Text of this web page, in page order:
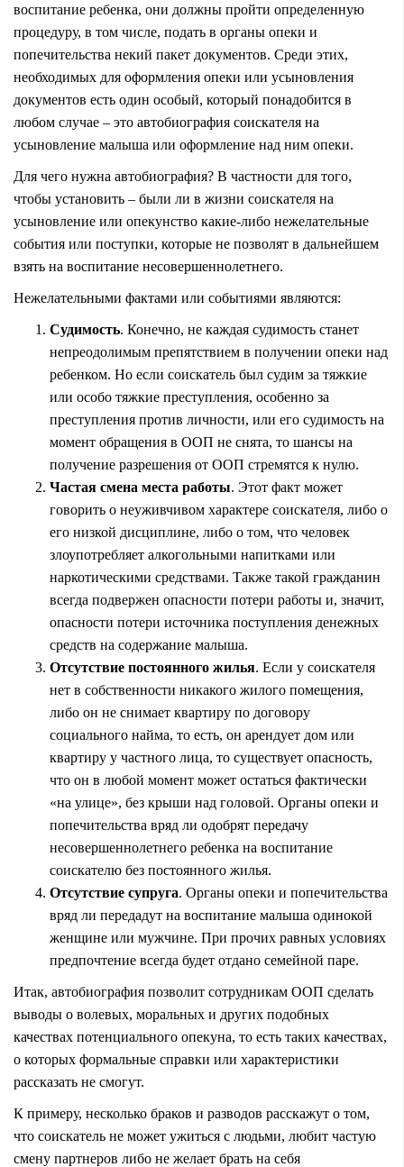
воспитание ребенка, они должны пройти определенную
процедуру, в том числе, подать в органы опеки и
попечительства некий пакет документов. Среди этих,
необходимых для оформления опеки или усыновления
документов есть один особый, который понадобится в
любом случае – это автобиография соискателя на
усыновление малыша или оформление над ним опеки.
Для чего нужна автобиография? В частности для того,
чтобы установить – были ли в жизни соискателя на
усыновление или опекунство какие-либо нежелательные
события или поступки, которые не позволят в дальнейшем
взять на воспитание несовершеннолетнего.
Нежелательными фактами или событиями являются:
Судимость. Конечно, не каждая судимость станет
непреодолимым препятствием в получении опеки над
ребенком. Но если соискатель был судим за тяжкие
или особо тяжкие преступления, особенно за
преступления против личности, или его судимость на
момент обращения в ООП не снята, то шансы на
получение разрешения от ООП стремятся к нулю.
Частая смена места работы. Этот факт может
говорить о неуживчивом характере соискателя, либо о
его низкой дисциплине, либо о том, что человек
злоупотребляет алкогольными напитками или
наркотическими средствами. Также такой гражданин
всегда подвержен опасности потери работы и, значит,
опасности потери источника поступления денежных
средств на содержание малыша.
Отсутствие постоянного жилья. Если у соискателя
нет в собственности никакого жилого помещения,
либо он не снимает квартиру по договору
социального найма, то есть, он арендует дом или
квартиру у частного лица, то существует опасность,
что он в любой момент может остаться фактически
«на улице», без крыши над головой. Органы опеки и
попечительства вряд ли одобрят передачу
несовершеннолетнего ребенка на воспитание
соискателю без постоянного жилья.
Отсутствие супруга. Органы опеки и попечительства
вряд ли передадут на воспитание малыша одинокой
женщине или мужчине. При прочих равных условиях
предпочтение всегда будет отдано семейной паре.
Итак, автобиография позволит сотрудникам ООП сделать
выводы о волевых, моральных и других подобных
качествах потенциального опекуна, то есть таких качествах,
о которых формальные справки или характеристики
рассказать не смогут.
К примеру, несколько браков и разводов расскажут о том,
что соискатель не может ужиться с людьми, любит частую
смену партнеров либо не желает брать на себя